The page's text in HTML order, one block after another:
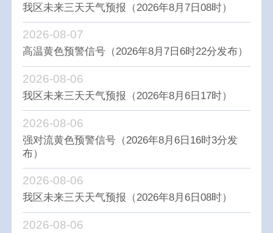
我区未来三天天气预报（2026年8月7日08时）
高温黄色预警信号（2026年8月7日6时22分发布）
2026-08-07
我区未来三天天气预报（2026年8月6日17时）
2026-08-06
强对流黄色预警信号（2026年8月6日16时3分发
布）
2026-08-06
我区未来三天天气预报（2026年8月6日08时）
2026-08-06
2026-08-06